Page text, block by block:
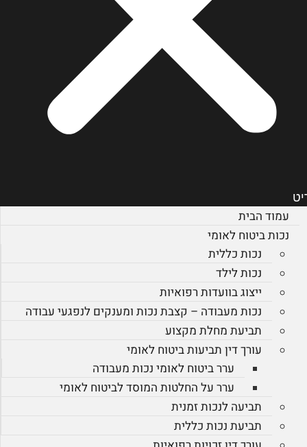
עמוד הבית
נכות ביטוח לאומי
נכות כללית
נכות לילד
ייצוג בוועדות רפואיות
נכות מעבודה – קצבת נכות ומענקים לנפגעי עבודה
תביעת מחלת מקצוע
עורך דין תביעות ביטוח לאומי
ערר ביטוח לאומי נכות מעבודה
ערר על החלטות המוסד לביטוח לאומי
תביעה לנכות זמנית
תביעת נכות כללית